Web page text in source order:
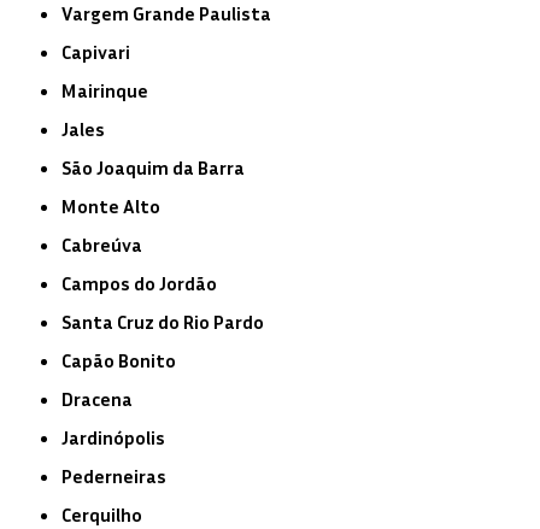
Vargem Grande Paulista
Capivari
Mairinque
Jales
São Joaquim da Barra
Monte Alto
Cabreúva
Campos do Jordão
Santa Cruz do Rio Pardo
Capão Bonito
Dracena
Jardinópolis
Pederneiras
Cerquilho